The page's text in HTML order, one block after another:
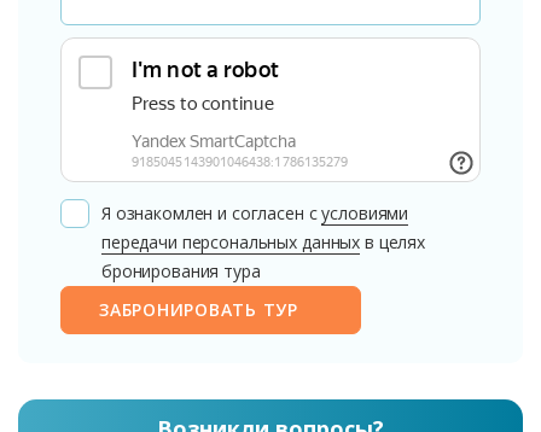
Я ознакомлен и согласен сусловиями
передачи персональных данных в целях
бронирования тура
ЗАБРОНИРОВАТЬ ТУР